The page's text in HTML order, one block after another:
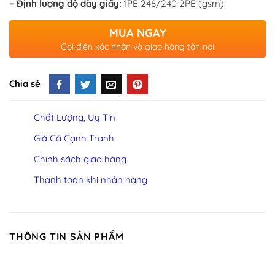
– Định lượng độ dày giấy: 1PE 248/240 2PE (gsm).
MUA NGAY
Gọi điện xác nhận và giao hàng tận nơi
Chia sẻ
Chất Lượng, Uy Tín
Giá Cả Cạnh Tranh
Chính sách giao hàng
Thanh toán khi nhận hàng
THÔNG TIN SẢN PHẨM